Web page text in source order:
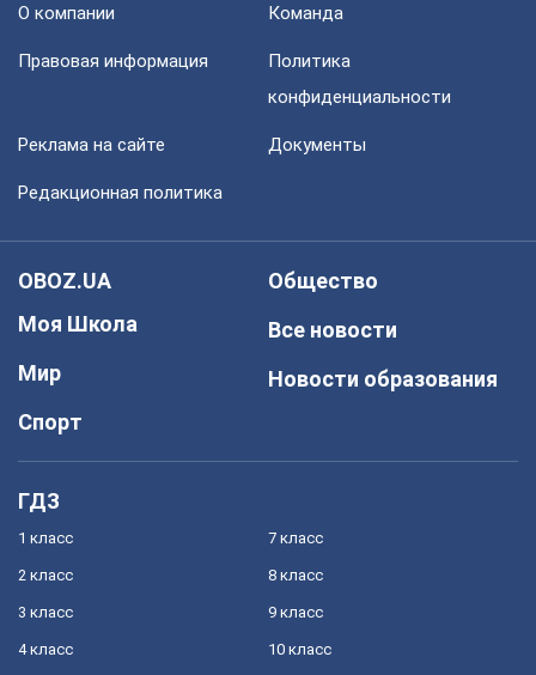
О компании Команда
Правовая информация
Политика
конфиденциальности
Реклама на сайте Документы
Редакционная политика
OBOZ.UA
Моя Школа
Мир
Спорт
Общество
Все новости
Новости образования
ГДЗ
1 класс
2 класс
3 класс
4 класс
7 класс
8 класс
9 класс
10 класс